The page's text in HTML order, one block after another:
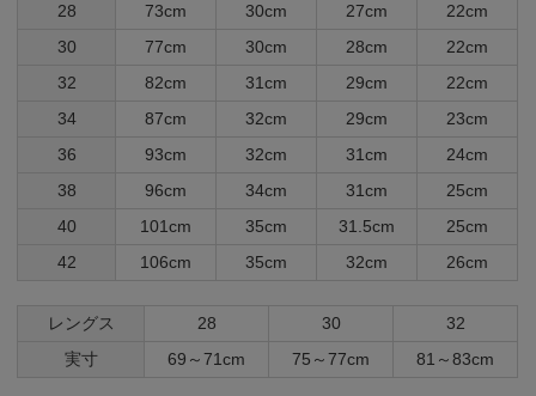
28
73cm 30cm 27cm
22cm
30
77cm 30cm 28cm
22cm
32
82cm 31cm 29cm
22cm
34
87cm 32cm 29cm
23cm
36
93cm 32cm 31cm
24cm
38
96cm 34cm 31cm
25cm
40
101cm 35cm 31.5cm
25cm
42
106cm 35cm 32cm 26cm
レングス 28 30
32
実寸
69～71cm 75～77cm 81～83cm